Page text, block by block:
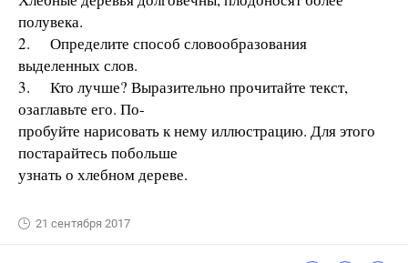
полувека.
2. Определите способ словообразования
выделенных слов.
3. Кто лучше? Выразительно прочитайте текст,
озаглавьте его. По-
пробуйте нарисовать к нему иллюстрацию. Для этого
постарайтесь побольше
узнать о хлебном дереве.
21 сентября 2017